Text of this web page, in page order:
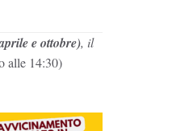
e ottobre), il
alle 14:30)